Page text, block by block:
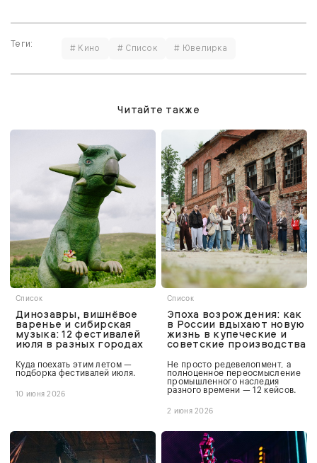
Теги: # Кино # Список # Ювелирка
Читайте также
Список
Динозавры, вишнёвое
варенье и сибирская
музыка: 12 фестивалей
июля в разных городах
Куда поехать этим летом —
подборка фестивалей июля.
10 июня 2026
Список
Эпоха возрождения: как
в России вдыхают новую
жизнь в купеческие и
советские производства
Не просто редевелопмент, а
полноценное переосмысление
промышленного наследия
разного времени — 12 кейсов.
2 июня 2026